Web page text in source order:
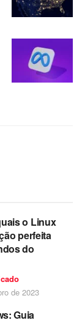
o Linux
perfeita
do
de 2023
Guia